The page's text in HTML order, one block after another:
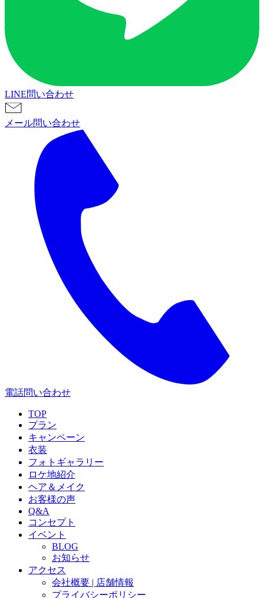
LINE問い合わせ
メール問い合わせ
電話問い合わせ
TOP
プラン
キャンペーン
衣装
フォトギャラリー
ロケ地紹介
ヘア＆メイク
お客様の声
Q&A
コンセプト
イベント
BLOG
お知らせ
アクセス
会社概要 | 店舗情報
プライバシーポリシー